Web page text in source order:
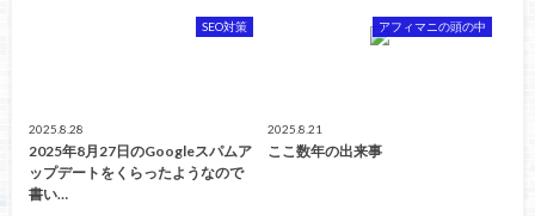
SEO対策
2025.8.28
2025年8月27日のGoogleスパムア
ップデートをくらったようなので
書い…
アフィマニの頭の中
2025.8.21
ここ数年の出来事